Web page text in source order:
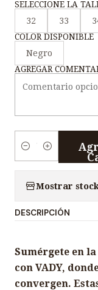
SELECCIONE LA
32
33
COLOR DISPONIBLE
Negro
AGREGAR
i
a
d
Mostrar
DESCRIPCIÓN
Sumérgete en
con VADY,
convergen.